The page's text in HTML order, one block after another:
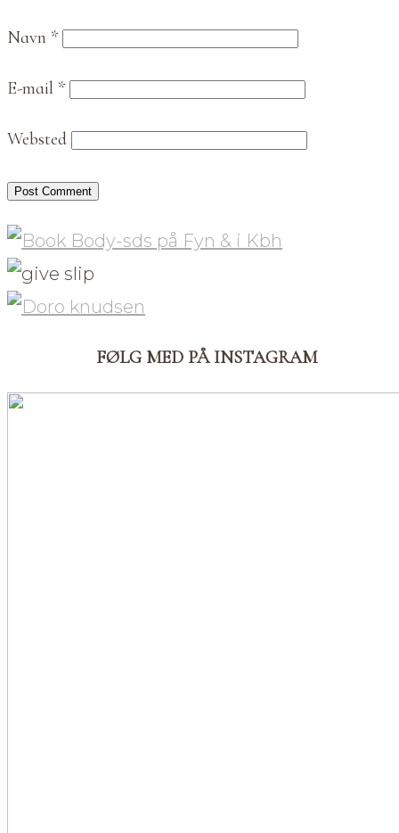
Navn *
E-mail *
Websted
FØLG MED PÅ INSTAGRAM